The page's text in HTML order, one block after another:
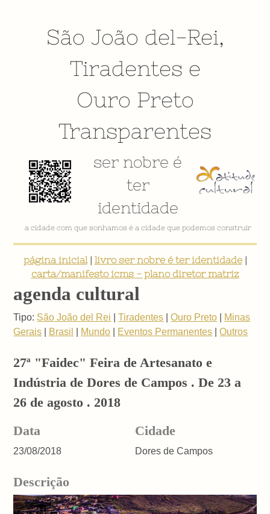
São João del-Rei,
Tiradentes e
Ouro Preto
Transparentes
ser nobre é
ter
identidade
a cidade com que sonhamos é a cidade que podemos construir
página inicial| livro ser nobre é ter identidade|
carta/manifesto icms - plano diretor matriz
agenda cultural
Tipo: São João del Rei |Tiradentes |Ouro Preto
Minas
Gerais
Brasil Mundo Eventos Permanentes |Outros
27ª "Faidec" Feira de Artesanato e
Indústria de Dores de Campos . De 23 a
26 de agosto . 2018
Data
23/08/2018
Cidade
Dores de Campos
Descrição